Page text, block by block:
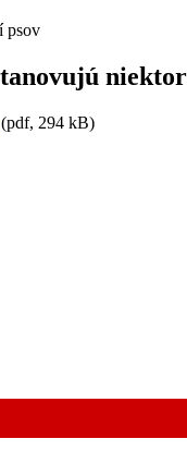
psov
(pdf, 294 kB)